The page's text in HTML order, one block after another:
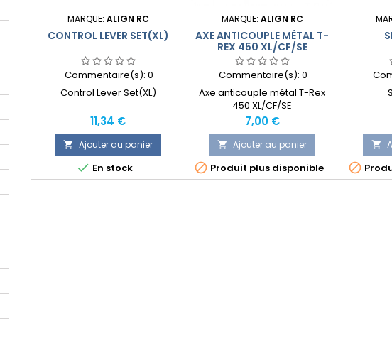
MARQUE: ALIGN RC
CONTROL LEVER SET(XL)
Commentaire(s): 0
Control Lever Set(XL)
Prix
11,34 €
 Ajouter au panier
 En stock
MARQUE: ALIGN RC
AXE ANTICOUPLE MÉTAL T-
REX 450 XL/CF/SE
Commentaire(s): 0
Axe anticouple métal T-Rex
450 XL/CF/SE
Prix
7,00 €
 Ajouter au panier
 Produit plus disponible

